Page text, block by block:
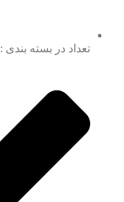
تعداد در بسته بندی : 24 عدد